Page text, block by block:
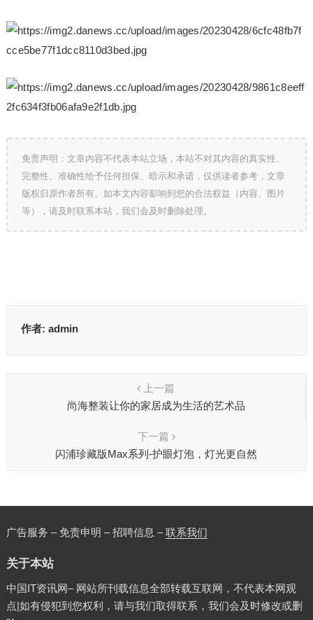
免责声明：文章内容不代表本站立场，本站不对其内容的真实性、
完整性、准确性给予任何担保、暗示和承诺，仅供读者参考，文章
版权归原作者所有。如本文内容影响到您的合法权益（内容、图片
等），请及时联系本站，我们会及时删除处理。
作者: admin
上一篇
尚海整装让你的家居成为生活的艺术品
下一篇
闪浦珍藏版Max系列-护眼灯泡，灯光更自然
广告服务 – 免责申明 – 招聘信息 –联系我们
关于本站
中国IT资讯网– 网站所刊载信息全部转载互联网，不代表本网观
点|如有侵犯到您权利，请与我们取得联系，我们会及时修改或删